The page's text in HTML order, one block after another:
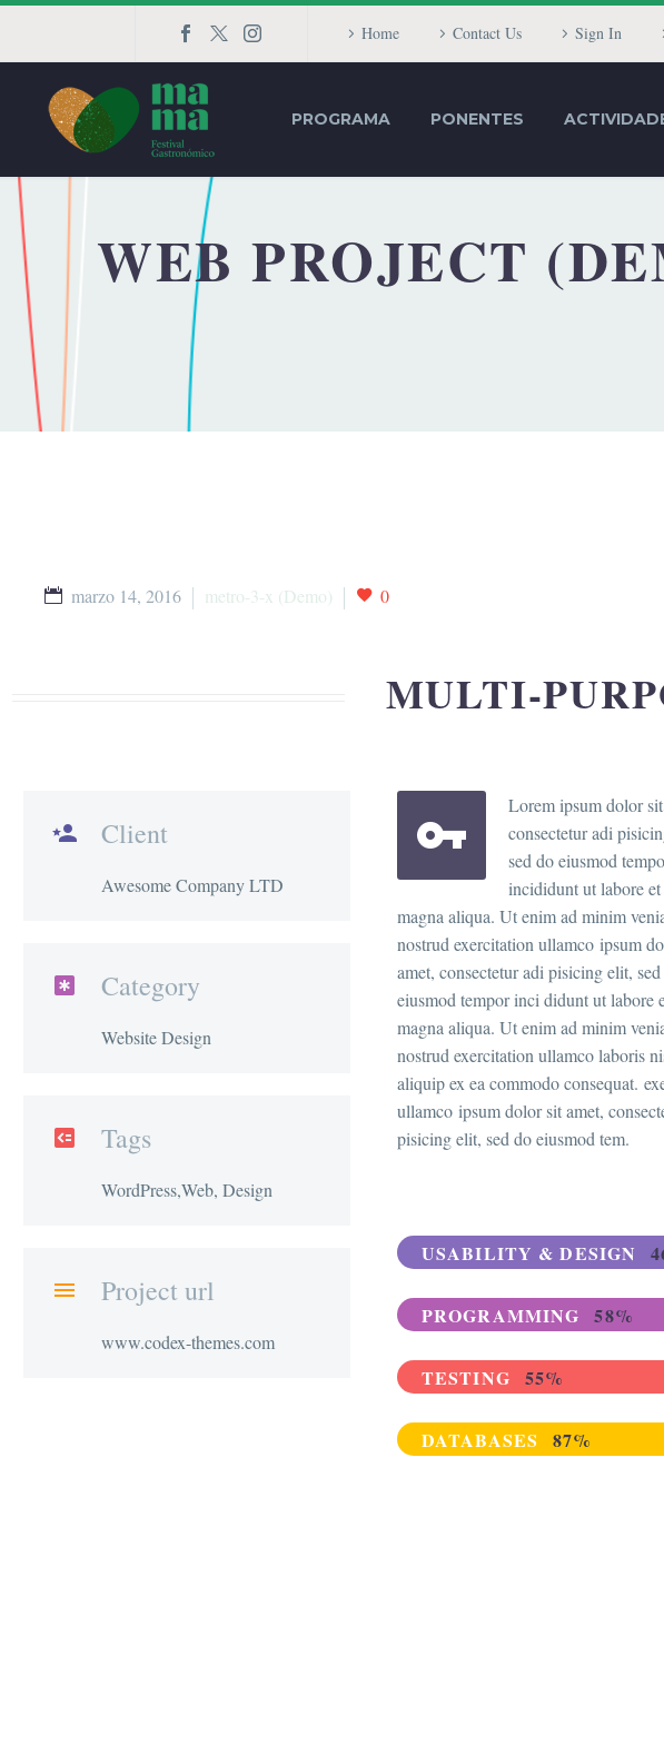
Home Contact Us Sign In
PROGRAMA PONENTES
WEB PROJECT
marzo 14, 2016 metro-3-x (Demo) 0
MULTI-
 Client
Awesome Company LTD
 Category
Website Design
 Tags
WordPress,Web, Design
 Project url
www.codex-themes.com


Lorem ipsum dolor
consectetur adi
sed do eiusmod
incididunt ut labore
magna aliqua. Ut enim ad minim
nostrud exercitation ullamco ipsum
amet, consectetur adi pisicing elit,
eiusmod tempor inci didunt ut labore
magna aliqua. Ut enim ad minim
nostrud exercitation ullamco laboris
aliquip ex ea commodo consequat.
ullamco ipsum dolor sit amet,
pisicing elit, sed do eiusmod tem.
USABILITY & DESIGN
PROGRAMMING 58%
TESTING 55%
DATABASES 87%